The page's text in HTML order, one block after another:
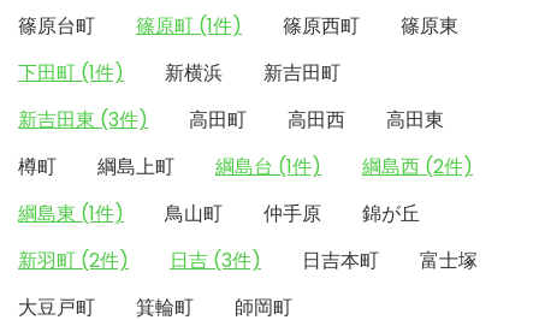
篠原台町
篠原町 (1件) 篠原西町
篠原東
下田町 (1件)
新横浜
新吉田町
新吉田東 (3件)
高田町 高田西
高田東
樽町
綱島上町 綱島台 (1件)
綱島西 (2件)
綱島東 (1件)
鳥山町 仲手原
錦が丘
新羽町 (2件)
日吉 (3件) 日吉本町
富士塚
大豆戸町
箕輪町 師岡町